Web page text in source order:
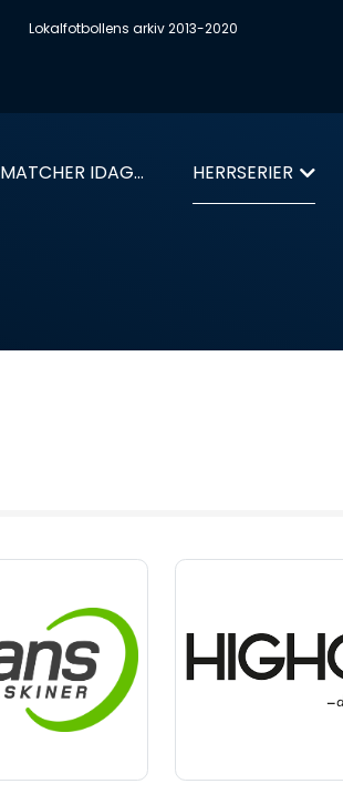
Lokalfotbollens arkiv 2013-2020
MATCHER IDAG... HERRSERIER